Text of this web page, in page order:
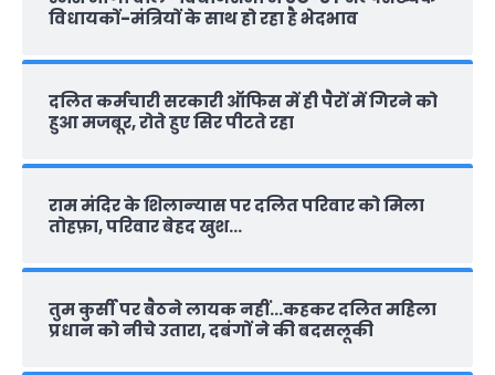
विधायकों-मंत्रियों के साथ हो रहा है भेदभाव
दलित कर्मचारी सरकारी ऑफ‍िस में ही पैरों में गिरने को
हुआ मजबूर, रोते हुए सिर पीटते रहा
राम मंदिर के शिलान्‍यास पर दलित परिवार को मिला
तोहफ़ा, परिवार बेहद खुश…
तुम कुर्सी पर बैठने लायक नहीं…कहकर दलित महिला
प्रधान को नीचे उतारा, दबंगों ने की बदसलूकी